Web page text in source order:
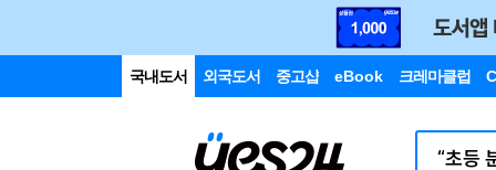
국내도서 외국도서 중고샵 eBook 크레마클럽